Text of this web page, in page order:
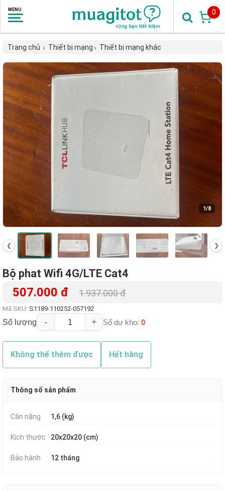
0
Trang chủ Thiết bị mạng Thiết bị mạng khác
1/8
❮ ❯
Bộ phat Wifi 4G/LTE Cat4
507.000 đ 1.937.000 đ
Mã SKU: S1189-110252-057192
Số lượng - + Số dư kho: 0
Không thể thêm được Hết hàng
Thông số sản phẩm
Cân nặng 1,6 (kg)
Kích thước 20x20x20 (cm)
Bảo hành 12 tháng